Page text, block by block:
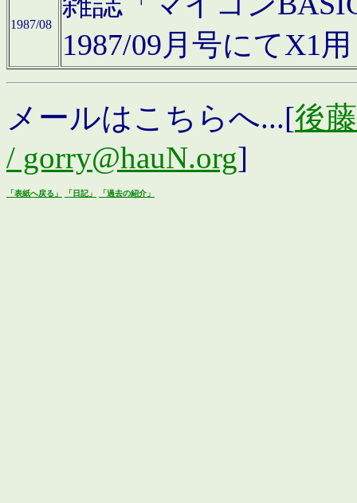
1987/08
1987/09月号にてX1
メールはこちらへ...[後
/ gorry@hauN.org]
「表紙へ戻る」 「日記」 「過去の紹介」